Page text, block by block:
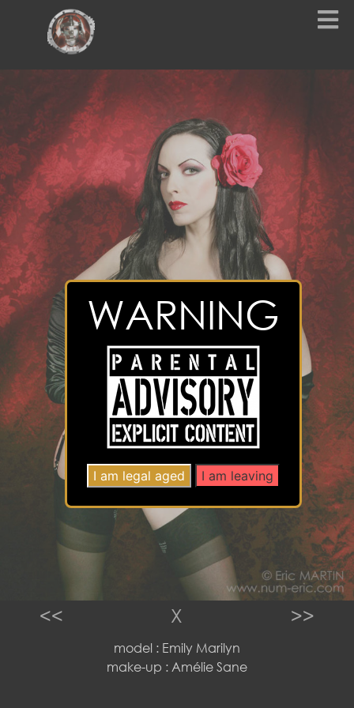
<< X >>
model : Emily Marilyn
make-up : Amélie Sane
WARNING